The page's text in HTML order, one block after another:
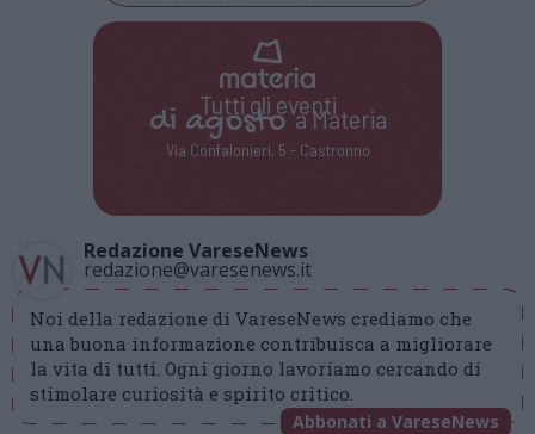
Tutti gli eventi
di agostoa Materia
Via Confalonieri, 5 - Castronno
Redazione VareseNews
redazione@varesenews.it
Noi della redazione di VareseNews crediamo che
una buona informazione contribuisca a migliorare
la vita di tutti. Ogni giorno lavoriamo cercando di
stimolare curiosità e spirito critico.
Abbonati a VareseNews